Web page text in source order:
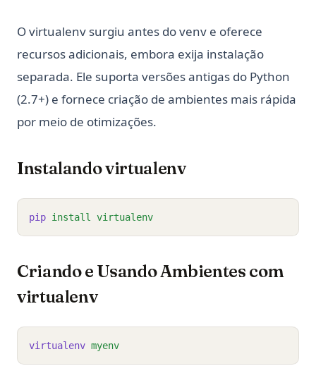
O virtualenv surgiu antes do venv e oferece
recursos adicionais, embora exija instalação
separada. Ele suporta versões antigas do Python
(2.7+) e fornece criação de ambientes mais rápida
por meio de otimizações.
Instalando virtualenv
pip install virtualenv
Criando e Usando Ambientes com
virtualenv
virtualenv myenv